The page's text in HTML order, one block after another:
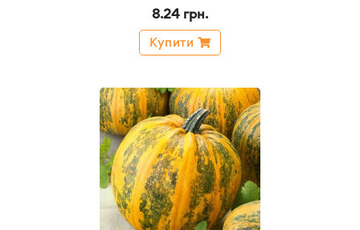
8.24 грн.
Купити